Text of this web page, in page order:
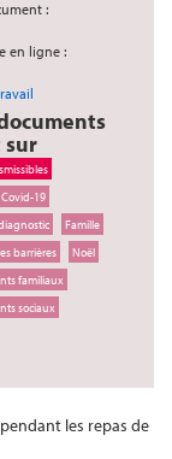
:
en ligne :
Covid-19
Famille
barrières
Noël
familiaux
sociaux
les repas de